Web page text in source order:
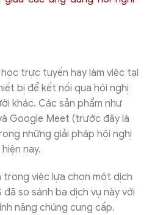
trực tuyến hay làm việc tại
bị để kết nối qua hội nghị
khác. Các sản phẩm như
Google Meet (trước đây là
những giải pháp hội nghị
nay.
việc lựa chọn một dịch
đã so sánh ba dịch vụ này với
năng chúng cung cấp.